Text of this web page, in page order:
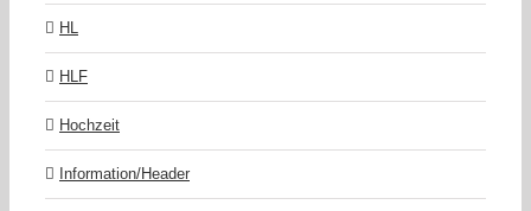
HL
HLF
Hochzeit
Information/Header